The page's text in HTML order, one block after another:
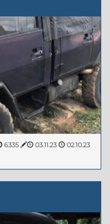
02.10.23
03.11.23
6335